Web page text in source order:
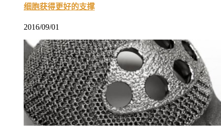
细胞获得更好的支撑
2016/09/01